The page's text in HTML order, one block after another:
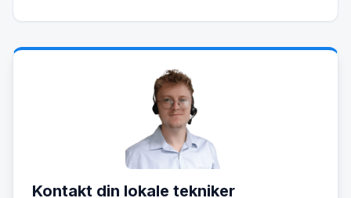
Kontakt din lokale tekniker